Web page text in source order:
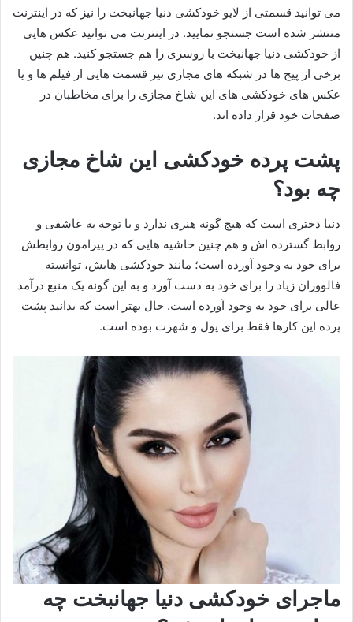
می توانید قسمتی از لایو خودکشی دنیا جهانبخت را نیز که در اینترنت
منتشر شده است جستجو نمایید. در اینترنت می توانید عکس هایی
از خودکشی دنیا جهانبخت با روسری را هم جستجو کنید. هم چنین
برخی از پیج ها در شبکه های مجازی نیز قسمت هایی از فیلم ها و یا
عکس های خودکشی های این شاخ مجازی را برای مخاطبان در
صفحات خود قرار داده اند.
پشت پرده خودکشی این شاخ مجازی
چه بود؟
دنیا دختری است که هیچ گونه هنری ندارد و با توجه به عاشقی و
روابط گسترده اش و هم چنین حاشیه هایی که در پیرامون روابطش
برای خود به وجود آورده‌ است؛ مانند خودکشی هایش، توانسته
فالووران زیاد را برای خود به دست آورد و به این گونه یک منبع درآمد
عالی برای خود به وجود آورده است. حال بهتر است که بدانید پشت
پرده این کارها فقط برای پول و شهرت بوده است.
ماجرای خودکشی دنیا جهانبخت چه